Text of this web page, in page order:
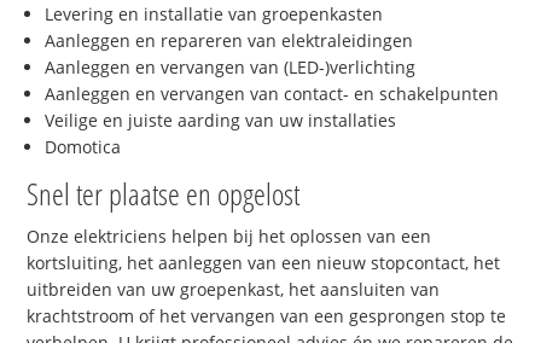
Levering en installatie van groepenkasten
Aanleggen en repareren van elektraleidingen
Aanleggen en vervangen van (LED-)verlichting
Aanleggen en vervangen van contact- en schakelpunten
Veilige en juiste aarding van uw installaties
Domotica
Snel ter plaatse en opgelost
Onze elektriciens helpen bij het oplossen van een
kortsluiting, het aanleggen van een nieuw stopcontact, het
uitbreiden van uw groepenkast, het aansluiten van
krachtstroom of het vervangen van een gesprongen stop te